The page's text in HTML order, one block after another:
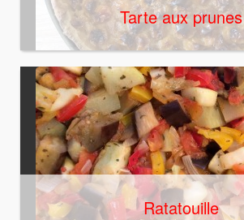
Tarte aux prunes
Ratatouille